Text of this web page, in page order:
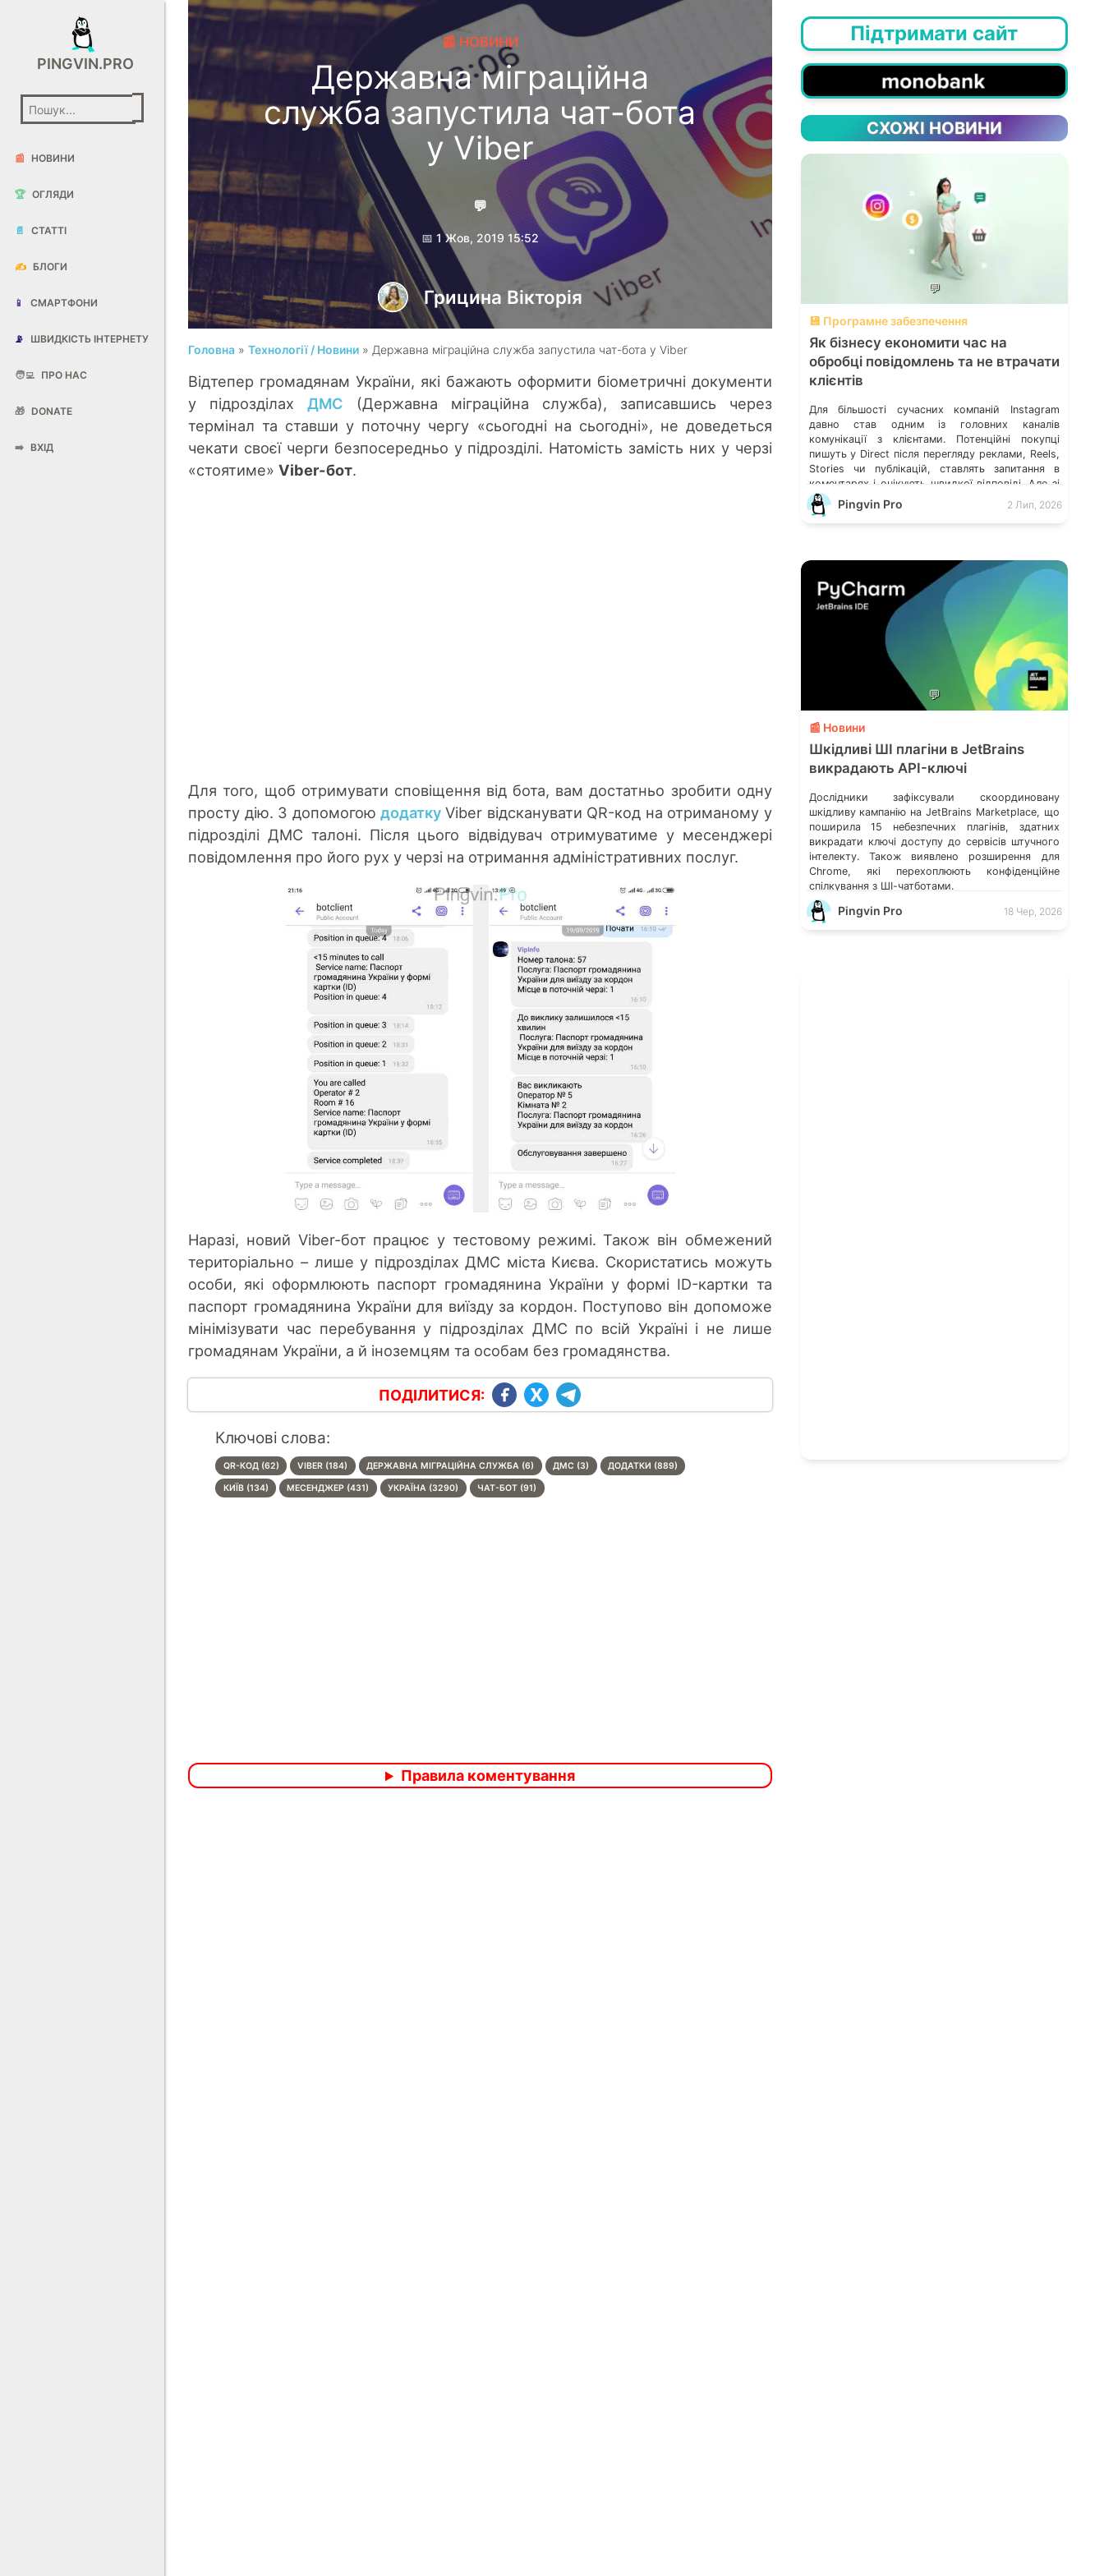
PINGVIN.PRO
📰 НОВИНИ
🏆 ОГЛЯДИ
📄 СТАТТІ
✍️ БЛОГИ
📱 СМАРТФОНИ
📡 ШВИДКІСТЬ ІНТЕРНЕТУ
🧑‍💻 ПРО НАС
🎁 DONATE
➡️ ВХІД
📰 НОВИНИ
Державна міграційна
служба запустила чат-бота
у Viber
💬
📅 1 Жов, 2019 15:52
Грицина Вікторія
Головна »Технології / Новини » Державна міграційна служба запустила чат-бота у Viber
Відтепер громадянам України, які бажають оформити біометричні документи
у підрозділахДМС (Державна міграційна служба), записавшись через
термінал та ставши у поточну чергу «сьогодні на сьогодні», не доведеться
чекати своєї черги безпосередньо у підрозділі. Натомість замість них у черзі
«стоятиме»Viber-бот.
Для того, щоб отримувати сповіщення від бота, вам достатньо зробити одну
просту дію. З допомогоюдодатку Viber відсканувати QR-код на отриманому у
підрозділі ДМС талоні. Після цього відвідувач отримуватиме у месенджері
повідомлення про його рух у черзі на отримання адміністративних послуг.
Наразі, новий Viber-бот працює у тестовому режимі. Також він обмежений
територіально – лише у підрозділах ДМС міста Києва. Скористатись можуть
особи, які оформлюють паспорт громадянина України у формі ID-картки та
паспорт громадянина України для виїзду за кордон. Поступово він допоможе
мінімізувати час перебування у підрозділах ДМС по всій Україні і не лише
громадянам України, а й іноземцям та особам без громадянства.
ПОДІЛИТИСЯ:
Ключові слова:
QR-КОД (62) VIBER (184) ДЕРЖАВНА МІГРАЦІЙНА СЛУЖБА (6) ДМС (3) ДОДАТКИ (889)
КИЇВ (134) МЕСЕНДЖЕР (431) УКРАЇНА (3290) ЧАТ-БОТ (91)
Правила коментування
Підтримати сайт
СХОЖІ НОВИНИ
💬
💾 Програмне забезпечення
Як бізнесу економити час на
обробці повідомлень та не втрачати
клієнтів
Для більшості сучасних компаній Instagram
давно став одним із головних каналів
комунікації з клієнтами. Потенційні покупці
пишуть у Direct після перегляду реклами, Reels,
Stories чи публікацій, ставлять запитання в
коментарях і очікують швидкої відповіді. Але зі
зростанням популярності бізнесу з’являється
інша проблема — кількість звернень починає
Pingvin Pro 2 Лип, 2026
💬
📰 Новини
Шкідливі ШІ плагіни в JetBrains
викрадають API-ключі
Дослідники зафіксували скоординовану
шкідливу кампанію на JetBrains Marketplace, що
поширила 15 небезпечних плагінів, здатних
викрадати ключі доступу до сервісів штучного
інтелекту. Також виявлено розширення для
Chrome, які перехоплюють конфіденційне
спілкування з ШІ-чатботами.
Pingvin Pro 18 Чер, 2026